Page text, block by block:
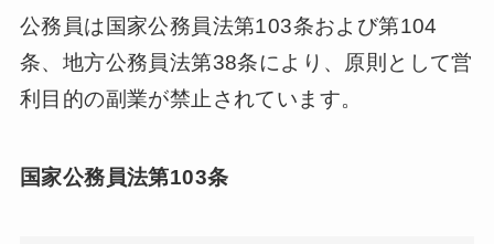
公務員は国家公務員法第103条および第104
条、地方公務員法第38条により、原則として営
利目的の副業が禁止されています。
国家公務員法第103条